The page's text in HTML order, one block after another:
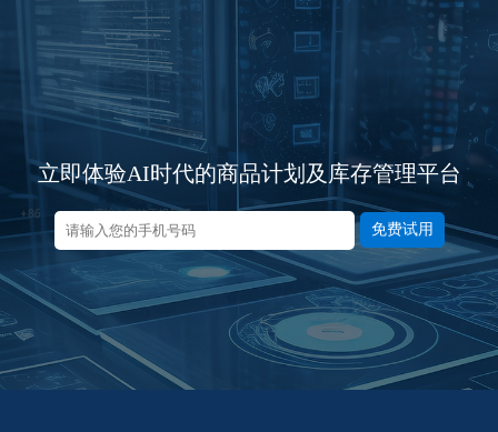
立即体验AI时代的商品计划及库存管理平台
免费试用